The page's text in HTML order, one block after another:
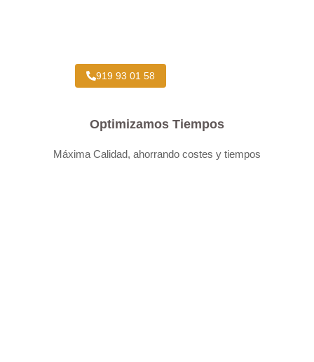
919 93 01 58
Optimizamos Tiempos
Máxima Calidad, ahorrando costes y tiempos